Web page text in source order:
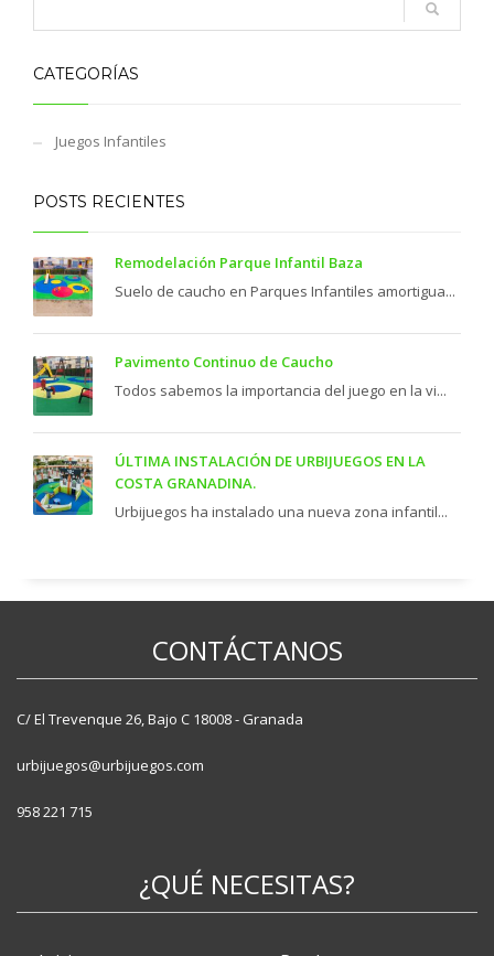
CATEGORÍAS
Juegos Infantiles
POSTS RECIENTES
Remodelación Parque Infantil Baza
Suelo de caucho en Parques Infantiles amortigua...
Pavimento Continuo de Caucho
Todos sabemos la importancia del juego en la vi...
ÚLTIMA INSTALACIÓN DE URBIJUEGOS EN LA
COSTA GRANADINA.
Urbijuegos ha instalado una nueva zona infantil...
CONTÁCTANOS
C/ El Trevenque 26, Bajo C 18008 - Granada
urbijuegos@urbijuegos.com
958 221 715
¿QUÉ NECESITAS?